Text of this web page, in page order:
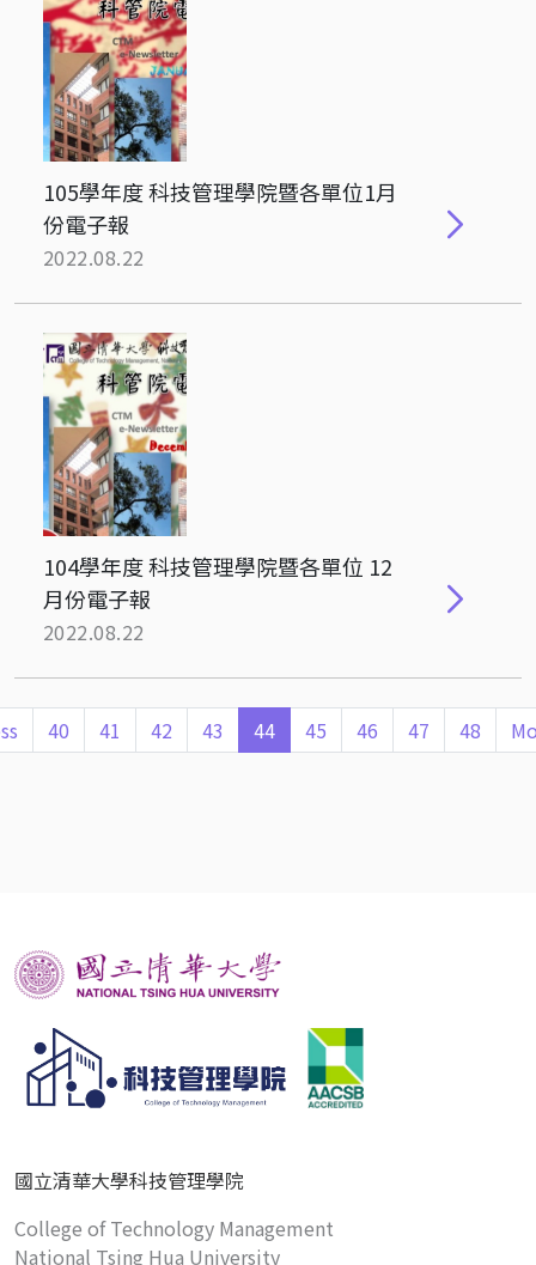
105學年度 科技管理學院暨各單位1月
份電子報
2022.08.22
104學年度 科技管理學院暨各單位 12
月份電子報
2022.08.22
40 41 42 43 44 45 46 47 48
國立清華大學科技管理學院
College of Technology Management
National Tsing Hua University